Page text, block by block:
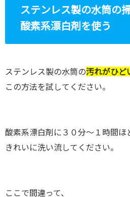
ステンレス製の水筒の
酸素系漂白剤を使う
ステンレス製の水筒の汚れがひど
この方法を試してください。
酸素系漂白剤に３０分～１時間ほ
きれいに洗い流してください。
ここで間違って、